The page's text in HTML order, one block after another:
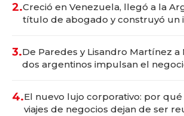
2.Creció en Venezuela, llegó a la
título de abogado y construyó un
3.De Paredes y Lisandro Martínez a
dos argentinos impulsan el
4.El nuevo lujo corporativo: por
viajes de negocios dejan de ser